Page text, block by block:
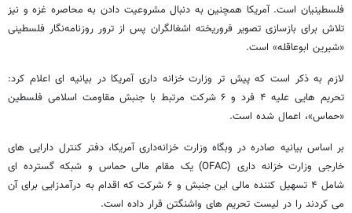
فلسطینیان است. آمریکا همچنین به دنبال مشروعیت دادن به محاصره غزه و نیز
تلاش برای بازسازی تصویر فروریخته اشغالگران پس از ترور روزنامه‌نگار فلسطینی
«شیرین ابوعاقله» است.
لازم به ذکر است که پیش تر وزارت خزانه داری آمریکا در بیانیه ای اعلام کرد:
تحریم هایی علیه ۴ فرد و ۶ شرکت مرتبط با جنبش مقاومت اسلامی فلسطین
«حماس»، اعمال شده است.
بر اساس بیانیه صادره در وبگاه وزارت خزانه‌داری آمریکا، دفتر کنترل دارایی‌ های
خارجی وزارت خزانه‌ داری (OFAC) یک مقام مالی حماس و شبکه گسترده‌ ای
شامل ۴ تسهیل‌ کننده مالی این جنبش و ۶ شرکت که اقدام به درآمدزایی برای آن
می کردند را در لیست تحریم های واشنگتن قرار داده است.